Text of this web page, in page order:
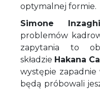
optymalnej formie.
Simone
problemów
zapytania to
składzie Hakana
występie
będą próbowali